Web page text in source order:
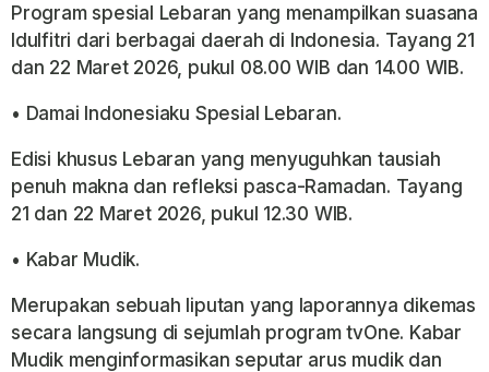
Program spesial Lebaran yang menampilkan suasana
Idulfitri dari berbagai daerah di Indonesia. Tayang 21
dan 22 Maret 2026, pukul 08.00 WIB dan 14.00 WIB.
• Damai Indonesiaku Spesial Lebaran.
Edisi khusus Lebaran yang menyuguhkan tausiah
penuh makna dan refleksi pasca-Ramadan. Tayang
21 dan 22 Maret 2026, pukul 12.30 WIB.
• Kabar Mudik.
Merupakan sebuah liputan yang laporannya dikemas
secara langsung di sejumlah program tvOne. Kabar
Mudik menginformasikan seputar arus mudik dan